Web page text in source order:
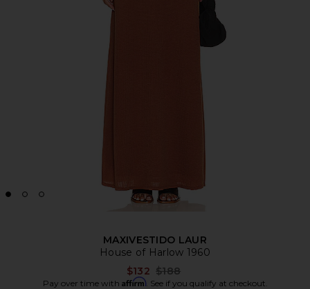
MAXIVESTIDO LAUR
House of Harlow 1960
$132 Previous price:
$188
Pay over time with Affirm. See if you qualify at checkout.